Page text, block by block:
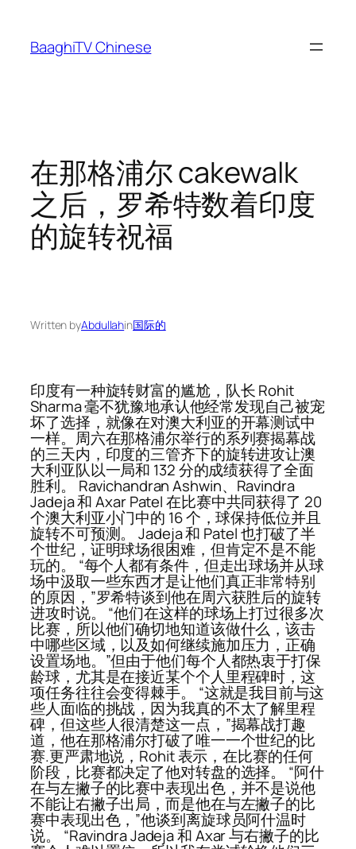
content
BaaghiTV Chinese
在那格浦尔 cakewalk
之后，罗希特数着印度
的旋转祝福
Written byAbdullahin国际的
印度有一种旋转财富的尴尬，队长 Rohit
Sharma 毫不犹豫地承认他经常发现自己被宠
坏了选择，就像在对澳大利亚的开幕测试中
一样。周六在那格浦尔举行的系列赛揭幕战
的三天内，印度的三管齐下的旋转进攻让澳
大利亚队以一局和 132 分的成绩获得了全面
胜利。 Ravichandran Ashwin、Ravindra
Jadeja 和 Axar Patel 在比赛中共同获得了 20
个澳大利亚小门中的 16 个，球保持低位并且
旋转不可预测。 Jadeja 和 Patel 也打破了半
个世纪，证明球场很困难，但肯定不是不能
玩的。 “每个人都有条件，但走出球场并从球
场中汲取一些东西才是让他们真正非常特别
的原因，”罗希特谈到他在周六获胜后的旋转
进攻时说。 “他们在这样的球场上打过很多次
比赛，所以他们确切地知道该做什么，该击
中哪些区域，以及如何继续施加压力，正确
设置场地。”但由于他们每个人都热衷于打保
龄球，尤其是在接近某个个人里程碑时，这
项任务往往会变得棘手。 “这就是我目前与这
些人面临的挑战，因为我真的不太了解里程
碑，但这些人很清楚这一点，”揭幕战打趣
道，他在那格浦尔打破了唯一一个世纪的比
赛.更严肃地说，Rohit 表示，在比赛的任何
阶段，比赛都决定了他对转盘的选择。 “阿什
在与左撇子的比赛中表现出色，并不是说他
不能让右撇子出局，而是他在与左撇子的比
赛中表现出色，”他谈到离旋球员阿什温时
说。 “Ravindra Jadeja 和 Axar 与右撇子的比